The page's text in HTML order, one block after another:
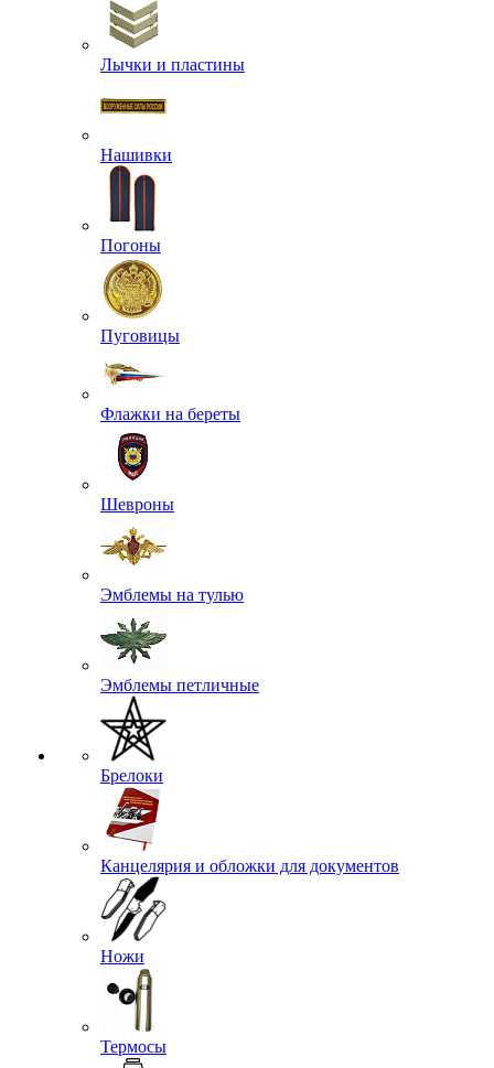
Лычки и пластины
Нашивки
Погоны
Пуговицы
Флажки на береты
Шевроны
Эмблемы на тулью
Эмблемы петличные
Брелоки
Канцелярия и обложки для документов
Ножи
Термосы